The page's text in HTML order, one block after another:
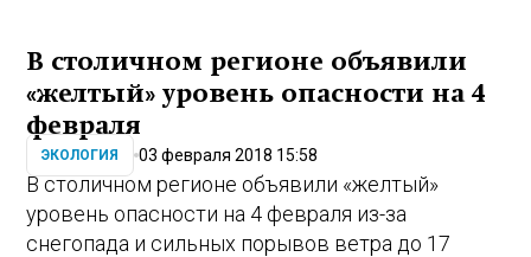
В столичном регионе объявили
«желтый» уровень опасности на 4
февраля
ЭКОЛОГИЯ 03 февраля 2018 15:58
В столичном регионе объявили «желтый»
уровень опасности на 4 февраля из-за
снегопада и сильных порывов ветра до 17